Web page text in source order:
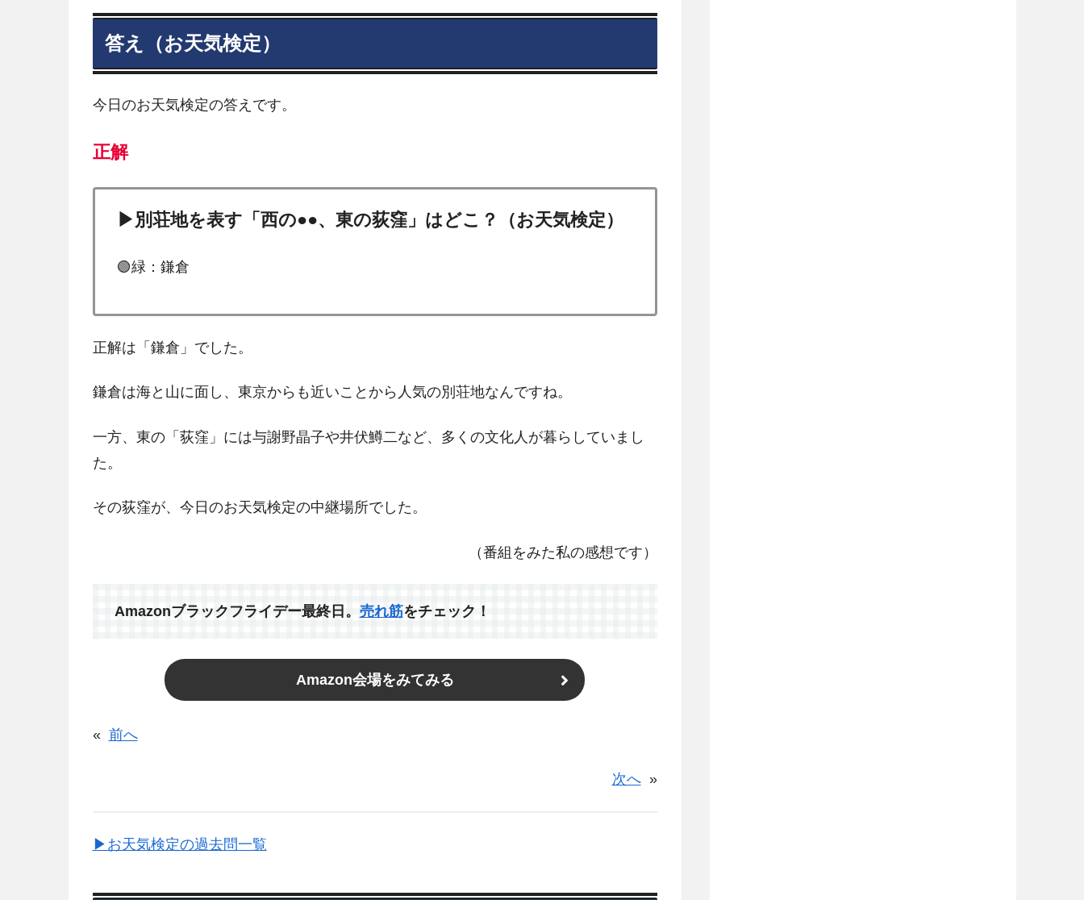
答え（お天気検定）
今日のお天気検定の答えです。
正解
▶別荘地を表す「西の●●、東の荻窪」はどこ？（お天気検定）
🟢緑：鎌倉
正解は「鎌倉」でした。
鎌倉は海と山に面し、東京からも近いことから人気の別荘地なんですね。
一方、東の「荻窪」には与謝野晶子や井伏鱒二など、多くの文化人が暮らしていまし
た。
その荻窪が、今日のお天気検定の中継場所でした。
（番組をみた私の感想です）
Amazonブラックフライデー最終日。 売れ筋をチェック！
Amazon会場をみてみる
« 前へ
次へ »
▶お天気検定の過去問一覧